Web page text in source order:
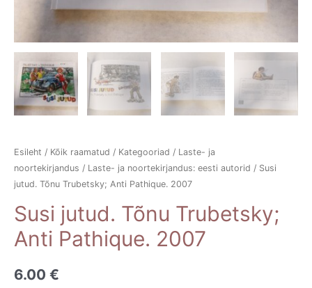
Esileht / Kõik raamatud / Kategooriad / Laste- ja
noortekirjandus / Laste- ja noortekirjandus: eesti autorid / Susi
jutud. Tõnu Trubetsky; Anti Pathique. 2007
Susi jutud. Tõnu Trubetsky;
Anti Pathique. 2007
6.00 €